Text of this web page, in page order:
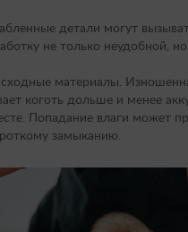
детали могут
не только неудобной,
материалы.
коготь дольше и менее
Попадание влаги может
замыканию.